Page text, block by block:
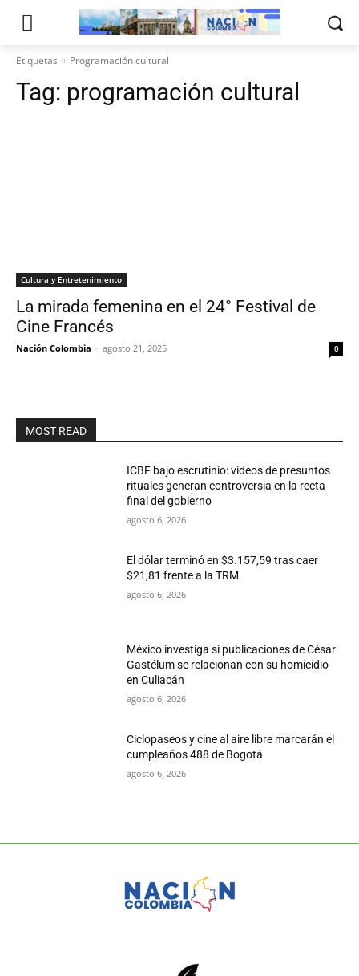
Etiquetas Programación cultural
Tag: programación cultural
Cultura y Entretenimiento
La mirada femenina en el 24° Festival de
Cine Francés
Nación Colombia - agosto 21, 2025 0
MOST READ
ICBF bajo escrutinio: videos de presuntos
rituales generan controversia en la recta
final del gobierno
agosto 6, 2026
El dólar terminó en $3.157,59 tras caer
$21,81 frente a la TRM
agosto 6, 2026
México investiga si publicaciones de César
Gastélum se relacionan con su homicidio
en Culiacán
agosto 6, 2026
Ciclopaseos y cine al aire libre marcarán el
cumpleaños 488 de Bogotá
agosto 6, 2026